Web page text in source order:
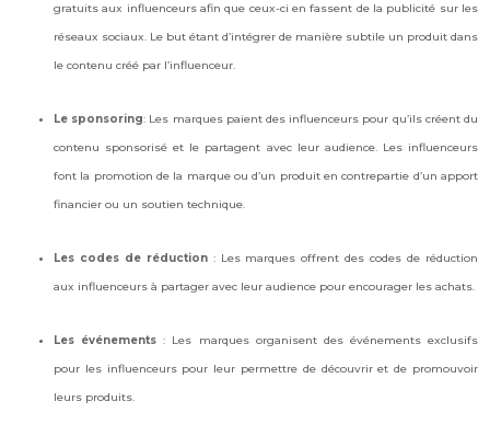
gratuits aux influenceurs afin que ceux-ci en fassent de la publicité sur les
réseaux sociaux. Le but étant d’intégrer de manière subtile un produit dans
le contenu créé par l’influenceur.
Le sponsoring: Les marques paient des influenceurs pour qu’ils créent du
contenu sponsorisé et le partagent avec leur audience. Les influenceurs
font la promotion de la marque ou d’un produit en contrepartie d’un apport
financier ou un soutien technique.
Les codes de réduction: Les marques offrent des codes de réduction
aux influenceurs à partager avec leur audience pour encourager les achats.
Les événements : Les marques organisent des événements exclusifs
pour les influenceurs pour leur permettre de découvrir et de promouvoir
leurs produits.